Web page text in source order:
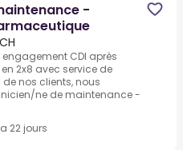
-
CDI après
2x8 avec service de
nos clients, nous
ne de maintenance -
22 jours